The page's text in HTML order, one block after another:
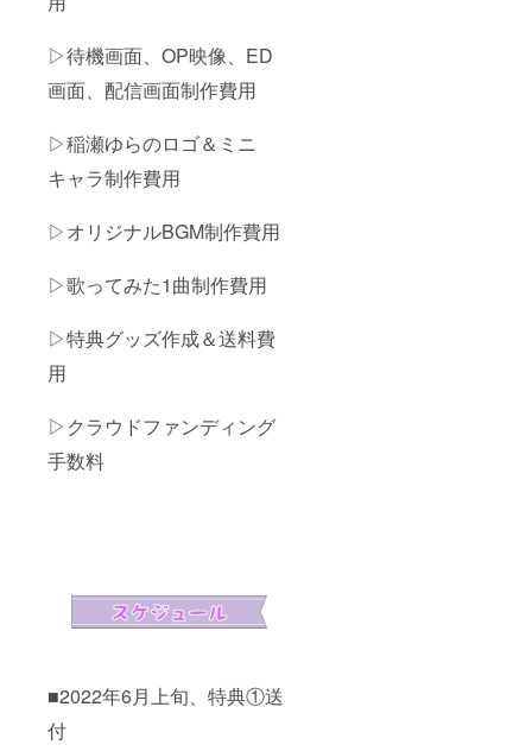
▷待機画面、OP映像、ED
画面、配信画面制作費用
▷稲瀬ゆらのロゴ＆ミニ
キャラ制作費用
▷オリジナルBGM制作費用
▷歌ってみた1曲制作費用
▷特典グッズ作成＆送料費
用
▷クラウドファンディング
手数料
■2022年6月上旬、特典①送
付